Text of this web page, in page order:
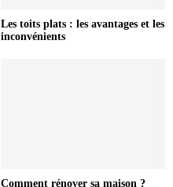
Les toits plats : les avantages et les
inconvénients
Comment rénover sa maison ?